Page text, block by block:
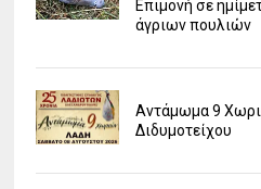
Επιμονή σε
άγριων πουλιών
Αντάμωμα 9
Διδυμοτείχου